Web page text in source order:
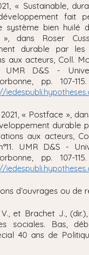
« Sustainable,
fait
système bien huilé
», dans Roser
durable par
aux acteurs, Coll.
UMR D&S -
pp. 107-
« Postface »,
durable
aux acteurs,
UMR D&S -
pp. 107-
d’ouvrages ou de
et Brachet J., (dir.),
sociales. Bas,
40 ans de